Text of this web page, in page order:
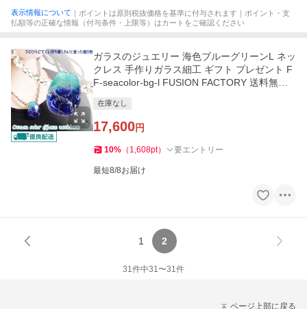
表示情報について ｜ポイントは原則税抜価格を基準に付与されます｜ポイント・支
払額等の正確な情報（付与条件・上限等）はカートをご確認ください
ガラスのジュエリー 海色ブルーグリーンL ネッ
クレス 手作りガラス細工 ギフト プレゼント F
F-seacolor-bg-l FUSION FACTORY 送料無料
在庫なし
17,600円
10% （ 1,608pt） 要エントリー
最短8/8お届け
1 2
31件中31〜31件
ページ上部に戻る